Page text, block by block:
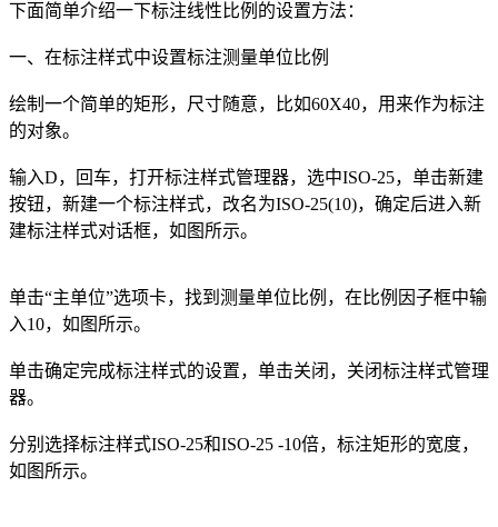
下面简单介绍一下标注线性比例的设置方法：
一、在标注样式中设置标注测量单位比例
绘制一个简单的矩形，尺寸随意，比如60X40，用来作为标注
的对象。
输入D，回车，打开标注样式管理器，选中ISO-25，单击新建
按钮，新建一个标注样式，改名为ISO-25(10)，确定后进入新
建标注样式对话框，如图所示。
单击“主单位”选项卡，找到测量单位比例，在比例因子框中输
入10，如图所示。
单击确定完成标注样式的设置，单击关闭，关闭标注样式管理
器。
分别选择标注样式ISO-25和ISO-25 -10倍，标注矩形的宽度，
如图所示。